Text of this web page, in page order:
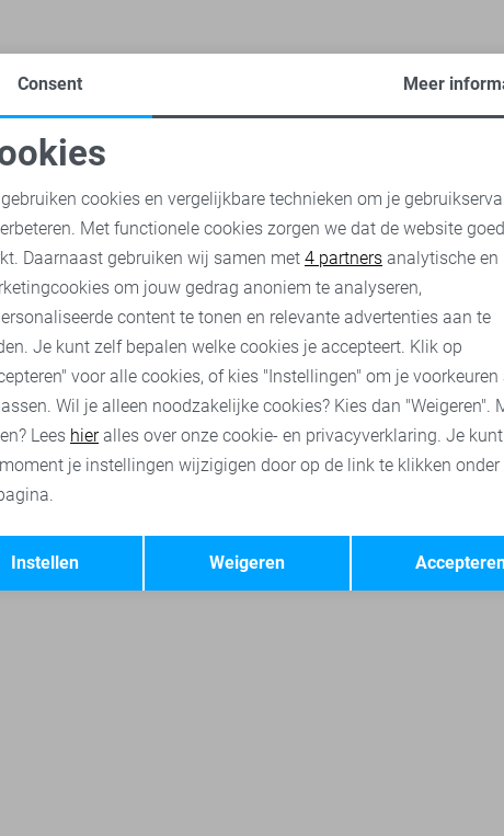
ieder merk heeft zijn eigen stijl. Het is dan ook niet gek dat
opnemen. Hierdoor weet jij zeker dat Sans dé plek voor jou
Only? Of gaat jouw voorkeur toch uit naar de items van Vero
nog dé perfecte, gele broek zien te vinden. Onze handige
jouw winkeltas en neem een kijkje bij onze andere
uit betalen via iDeal, PayPal of creditcard. Ook heb je
aangegeven bij het product. Het kan natuurlijk voorkomen
helpen we je graag verder. Zo weet jij zeker dat je de juiste
Jacqueline de Yong korte broeken Noisy may broeken
Noodzakelijke cookies
Analytische cookies Marketing cookies
Terug Opslaan
Consent Meer
cookies en vergelijkbare technieken om je
Met functionele cookies zorgen we dat de website goed
Daarnaast gebruiken wij samen met 4 partners analytische en
om jouw gedrag anoniem te analyseren,
content te tonen en relevante advertenties aan te
Je kunt zelf bepalen welke cookies je accepteert. Klik op
voor alle cookies, of kies "Instellingen" om je voorkeuren
Wil je alleen noodzakelijke cookies? Kies dan "Weigeren".
Lees hieralles over onze cookie- en privacyverklaring. Je
je instellingen wijzigigen door op de link te klikken onder
Weigeren
Instellen